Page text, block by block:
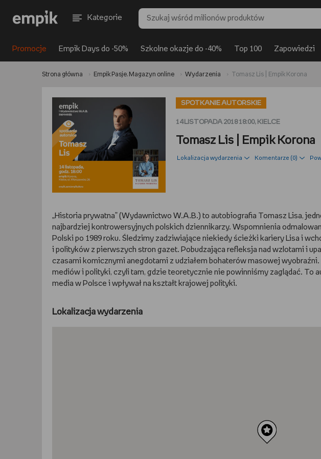
Kategorie
Promocje Empik Days do -50% Szkolne okazje do -40% Top 100 Zapowiedzi
Strona główna Empik Pasje. Magazyn online Wydarzenia Tomasz Lis | Empik Korona
SPOTKANIE AUTORSKIE
14 LISTOPADA 2018 18:00, KIELCE
Tomasz Lis | Empik Korona
Lokalizacja wydarzenia Komentarze (0)
„Historia prywatna” (Wydawnictwo W.A.B.) to autobiografia Tomasz Lisa,
najbardziej kontrowersyjnych polskich dziennikarzy. Wspomnienia
Polski po 1989 roku. Śledzimy zadziwiające niekiedy ścieżki kariery Lisa i
i polityków z pierwszych stron gazet. Pobudzająca refleksja nad wzlotami i
czasami komicznymi anegdotami z udziałem bohaterów masowej
mediów i polityki, czyli tam, gdzie teoretycznie nie powinniśmy zaglądać. To
media w Polsce i wpływał na kształt krajowej polityki.
Lokalizacja wydarzenia